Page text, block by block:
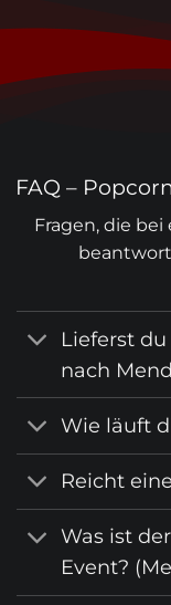
FAQ –
Fragen, die
Lieferst
nach
Wie läuft
Reicht
Was ist
Event?